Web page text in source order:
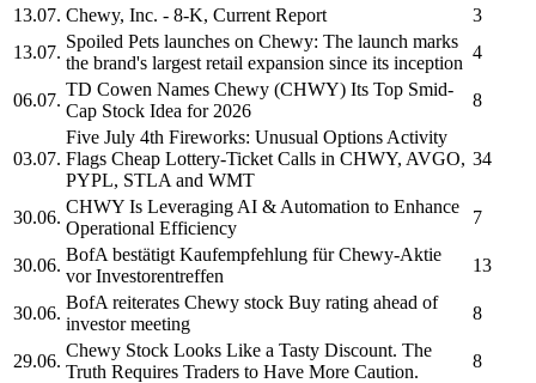
13.07. Chewy, Inc. - 8-K, Current Report
3
13.07.
Spoiled Pets launches on Chewy: The launch marks
the brand's largest retail expansion since its inception
4
06.07.
TD Cowen Names Chewy (CHWY) Its Top Smid-
Cap Stock Idea for 2026
8
03.07.
Five July 4th Fireworks: Unusual Options Activity
Flags Cheap Lottery-Ticket Calls in CHWY, AVGO,
PYPL, STLA and WMT
34
30.06.
CHWY Is Leveraging AI & Automation to Enhance
Operational Efficiency
7
30.06.
BofA bestätigt Kaufempfehlung fürChewy-Aktie
vor Investorentreffen
13
30.06.
BofA reiterates Chewy stock Buy rating ahead of
investor meeting
8
29.06.
Chewy Stock Looks Like a Tasty Discount. The
Truth Requires Traders to Have More Caution.
8